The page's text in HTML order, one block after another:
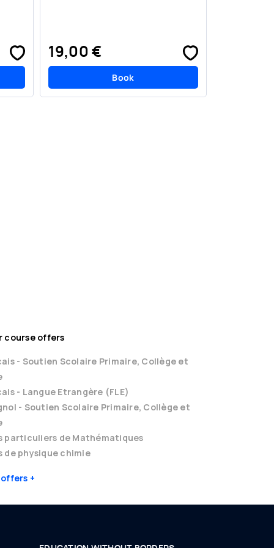
19,00 €
Book
course offers
- Soutien Scolaire Primaire, Collège et
- Langue Etrangère (FLE)
- Soutien Scolaire Primaire, Collège et
particuliers de Mathématiques
de physique chimie
offers